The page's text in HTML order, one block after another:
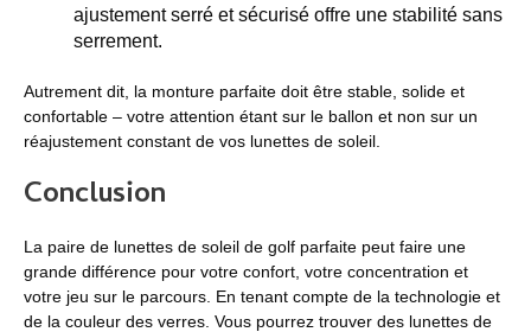
ajustement serré et sécurisé offre une stabilité sans
serrement.
Autrement dit, la monture parfaite doit être stable, solide et
confortable – votre attention étant sur le ballon et non sur un
réajustement constant de vos lunettes de soleil.
Conclusion
La paire de lunettes de soleil de golf parfaite peut faire une
grande différence pour votre confort, votre concentration et
votre jeu sur le parcours. En tenant compte de la technologie et
de la couleur des verres. Vous pourrez trouver des lunettes de